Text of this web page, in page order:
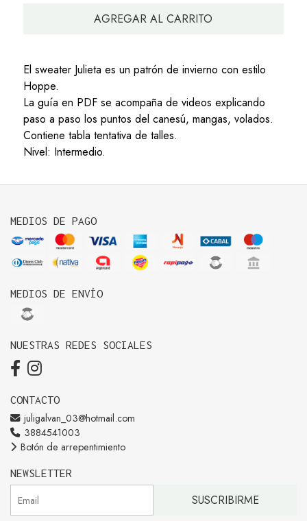
AGREGAR AL CARRITO
El sweater Julieta es un patrón de invierno con estilo
Hoppe.
La guía en PDF se acompaña de videos explicando
paso a paso los puntos del canesú, mangas, volados.
Contiene tabla tentativa de talles.
Nivel: Intermedio.
MEDIOS DE PAGO
MEDIOS DE ENVÍO
NUESTRAS REDES SOCIALES
CONTACTO
juligalvan_03@hotmail.com
3884541003
Botón de arrepentimiento
NEWSLETTER
SUSCRIBIRME